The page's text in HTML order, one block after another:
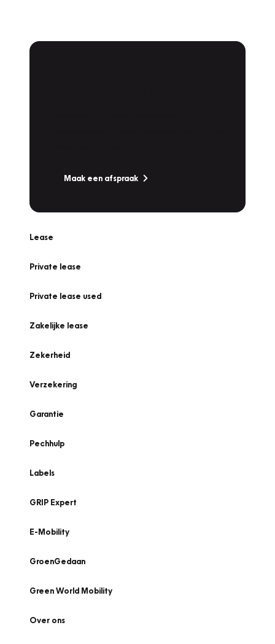
Maak een afspraak
Lease
Private lease
Private lease used
Zakelijke lease
Zekerheid
Verzekering
Garantie
Pechhulp
Labels
GRIP Expert
E-Mobility
GroenGedaan
Green World Mobility
Over ons